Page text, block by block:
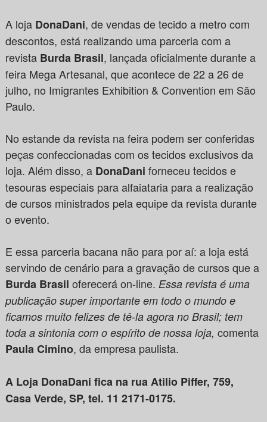
A loja DonaDani, de vendas de tecido a metro com
descontos, está realizando uma parceria com a
revista Burda Brasil, lançada oficialmente durante a
feira Mega Artesanal, que acontece de 22 a 26 de
julho, no Imigrantes Exhibition & Convention em São
Paulo.
No estande da revista na feira podem ser conferidas
peças confeccionadas com os tecidos exclusivos da
loja. Além disso, a DonaDani forneceu tecidos e
tesouras especiais para alfaiataria para a realização
de cursos ministrados pela equipe da revista durante
o evento.
E essa parceria bacana não para por aí: a loja está
servindo de cenário para a gravação de cursos que a
Burda Brasil oferecerá on-line. Essa revista é uma
publicação super importante em todo o mundo e
ficamos muito felizes de tê-la agora no Brasil; tem
toda a sintonia com o espírito de nossa loja, comenta
Paula Cimino, da empresa paulista.
A Loja DonaDani fica na rua Atilio Piffer, 759,
Casa Verde, SP, tel. 11 2171-0175.